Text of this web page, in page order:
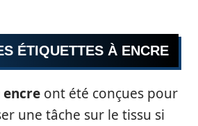
ÉTIQUETTES À ENCRE
encre ont été conçues pour
une tâche sur le tissu si